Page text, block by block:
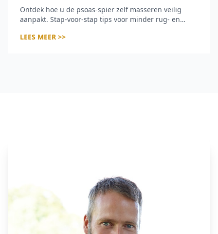
Ontdek hoe u de psoas-spier zelf masseren veilig
aanpakt. Stap-voor-stap tips voor minder rug- en
bewegingsvrijheid.
LEES MEER >>